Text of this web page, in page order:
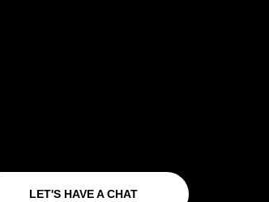
LET'S HAVE A CHAT